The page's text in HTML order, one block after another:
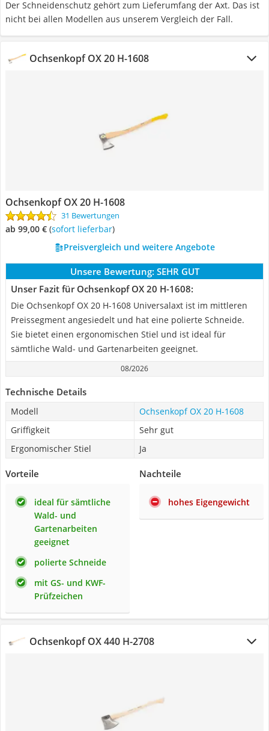
Der Schneidenschutz gehört zum Lieferumfang der Axt. Das ist
nicht bei allen Modellen aus unserem Vergleich der Fall.
Ochsenkopf OX 20 H-1608
Ochsenkopf OX 20 H-1608
31 Bewertungen
ab 99,00 € ( Sofort lieferbar)
Preisvergleich und weitere Angebote
Unsere Bewertung: SEHR GUT
Unser Fazit für Ochsenkopf OX 20 H-1608:
Die Ochsenkopf OX 20 H-1608 Universalaxt ist im mittleren
Preissegment angesiedelt und hat eine polierte Schneide.
Sie bietet einen ergonomischen Stiel und ist ideal für
sämtliche Wald- und Gartenarbeiten geeignet.
08/2026
Technische Details
Modell
Ochsenkopf OX 20 H-1608
Griffigkeit
Sehr gut
Ergonomischer Stiel
Ja
Vorteile
ideal für sämtliche
Wald- und
Gartenarbeiten
geeignet
polierte Schneide
mit GS- und KWF-
Prüfzeichen
Nachteile
hohes Eigengewicht
Ochsenkopf OX 440 H-2708